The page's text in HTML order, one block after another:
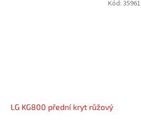
LG KG800 přední kryt růžový
Kód: 35961